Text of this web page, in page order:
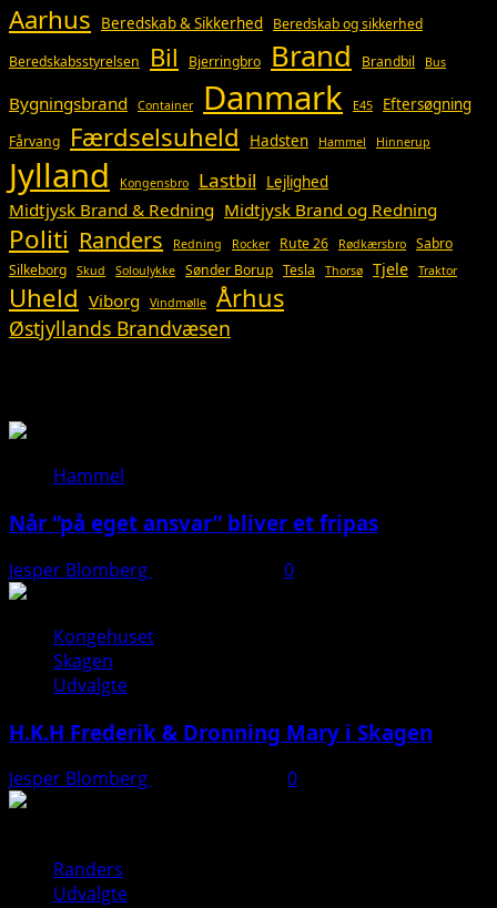
Aarhus Beredskab & Sikkerhed Beredskab og sikkerhed
Beredskabsstyrelsen
Bil Bjerringbro Brand Brandbil Bus
Bygningsbrand Container Danmark E45 Eftersøgning
Fårvang Færdselsuheld Hadsten Hammel Hinnerup
Jylland Kongensbro Lastbil Lejlighed
Midtjysk Brand & Redning Midtjysk Brand og Redning
Politi Randers Redning Rocker Rute 26 Rødkærsbro
Sabro
Silkeborg
Skud Soloulykke Sønder Borup Tesla Thorsø Tjele Traktor
Uheld Viborg Vindmølle Århus
Østjyllands Brandvæsen
Hammel
Når “på eget ansvar” bliver et fripas
Jesper Blomberg 0
Kongehuset
Skagen
Udvalgte
H.K.H Frederik & Dronning Mary i Skagen
Jesper Blomberg 0
Randers
Udvalgte